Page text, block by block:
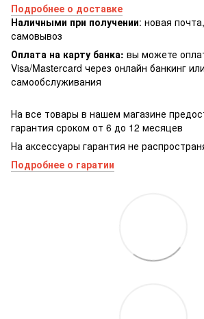
Подробнее о доставке
Наличными при получении: новая
самовывоз
Оплата на карту банка: вы можете
Visa/Masterсard через онлайн банкинг
самообслуживания
На все товары в нашем магазине
гарантия сроком от 6 до 12 месяцев
На аксессуары гарантия не
Подробнее о гаратии